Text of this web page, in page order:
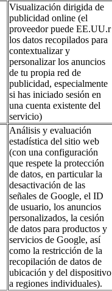
Visualización dirigida de
publicidad online (el
proveedor puede EE.UU.r
los datos recopilados para
contextualizar y
personalizar los anuncios
de tu propia red de
publicidad, especialmente
si has iniciado sesión en
una cuenta existente del
servicio)
Análisis y evaluación
estadística del sitio web
(con una configuración
que respete la protección
de datos, en particular la
desactivación de las
señales de Google, el ID
de usuario, los anuncios
personalizados, la cesión
de datos para productos y
servicios de Google, así
como la restricción de la
recopilación de datos de
ubicación y del dispositivo
a regiones individuales).